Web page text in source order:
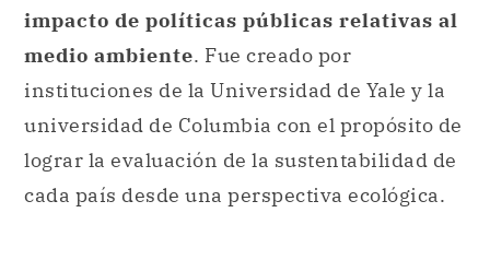
impacto de políticas públicas relativas al
medio ambiente. Fue creado por
instituciones de la Universidad de Yale y la
universidad de Columbia con el propósito de
lograr la evaluación de la sustentabilidad de
cada país desde una perspectiva ecológica.